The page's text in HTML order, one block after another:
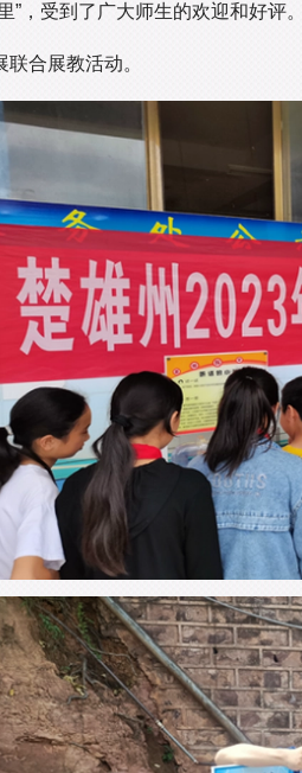
”，受到了广大师生的欢迎和好
合展教活动。